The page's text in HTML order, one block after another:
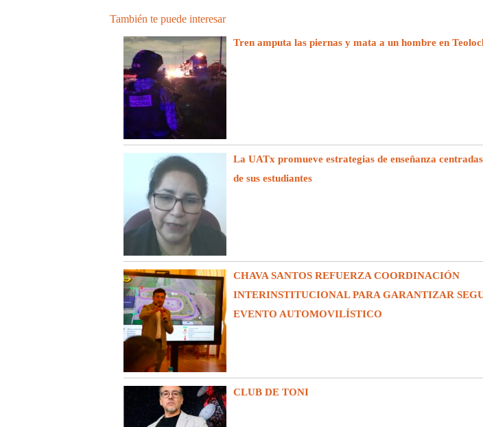
También te puede interesar
Tren amputa las piernas y mata a un hombre en
La UATx promueve estrategias de enseñanza
de sus estudiantes
CHAVA SANTOS REFUERZA COORDINACIÓN
INTERINSTITUCIONAL PARA GARANTIZAR
EVENTO AUTOMOVILÍSTICO
CLUB DE TONI